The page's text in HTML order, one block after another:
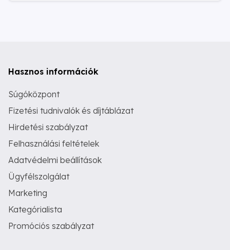
Hasznos információk
Súgóközpont
Fizetési tudnivalók és díjtáblázat
Hirdetési szabályzat
Felhasználási feltételek
Adatvédelmi beállítások
Ügyfélszolgálat
Marketing
Kategórialista
Promóciós szabályzat